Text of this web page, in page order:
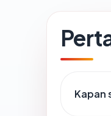
Kapan